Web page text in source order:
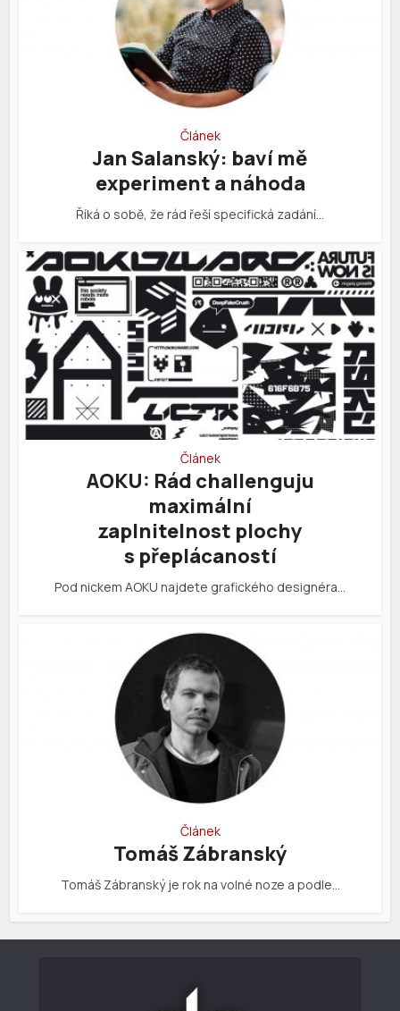
Článek
Jan Salanský: baví mě
experiment a náhoda
Říká o sobě, že rád řeší specifická zadání…
Článek
AOKU: Rád challenguju
maximální
zaplnitelnost plochy
s přeplácaností
Pod nickem AOKU najdete grafického designéra…
Článek
Tomáš Zábranský
Tomáš Zábranský je rok na volné noze a podle…